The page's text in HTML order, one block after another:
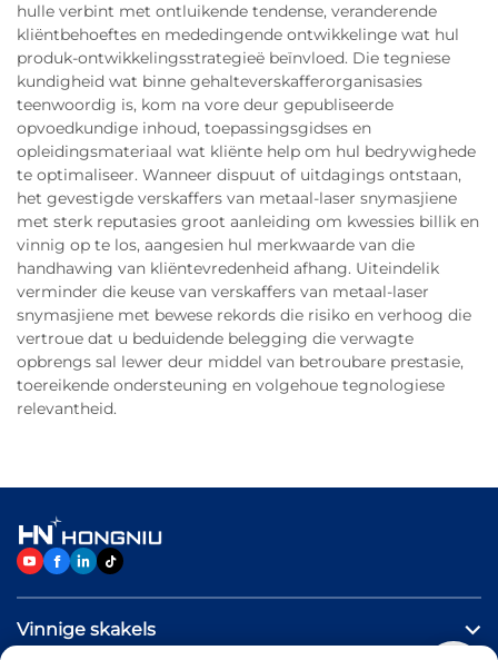
hulle verbint met ontluikende tendense, veranderende
kliëntbehoeftes en mededingende ontwikkelinge wat hul
produk-ontwikkelingsstrategieë beïnvloed. Die tegniese
kundigheid wat binne gehalteverskafferorganisasies
teenwoordig is, kom na vore deur gepubliseerde
opvoedkundige inhoud, toepassingsgidses en
opleidingsmateriaal wat kliënte help om hul bedrywighede
te optimaliseer. Wanneer dispuut of uitdagings ontstaan,
het gevestigde verskaffers van metaal-laser snymasjiene
met sterk reputasies groot aanleiding om kwessies billik en
vinnig op te los, aangesien hul merkwaarde van die
handhawing van kliëntevredenheid afhang. Uiteindelik
verminder die keuse van verskaffers van metaal-laser
snymasjiene met bewese rekords die risiko en verhoog die
vertroue dat u beduidende belegging die verwagte
opbrengs sal lewer deur middel van betroubare prestasie,
toereikende ondersteuning en volgehoue tegnologiese
relevantheid.
Vinnige skakels